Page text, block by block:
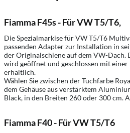
Fiamma F45s - Für VW T5/T6,
Die Spezialmarkise für VW T5/T6
passenden Adapter zur Installation in
der Originalschiene auf dem VW-Dach.
wird geöffnet und geschlossen mit
erhältlich.
Wählen Sie zwischen der Tuchfarbe
dem Gehäuse aus verstärktem
Black, in den Breiten 260 oder 300 cm.
Fiamma F40 - Für VW T5/T6